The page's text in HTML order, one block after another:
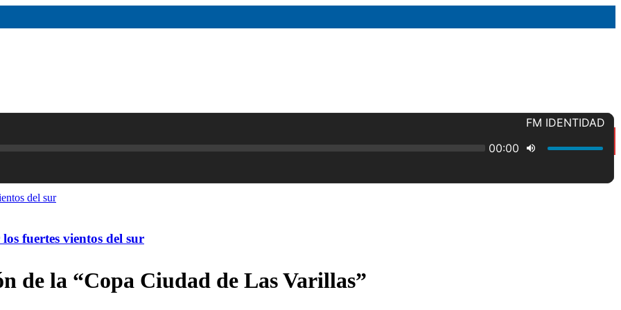
fuertes vientos del sur
de la “Copa Ciudad de Las Varillas”